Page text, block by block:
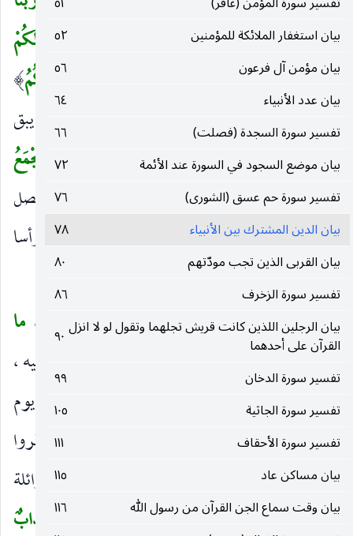
بيان استغفار الملائكة للمؤمنين
٥٢
بيان مؤمن آل فرعون
٥٦
بيان عدد الأنبياء
٦٤
تفسير سورة السجدة (فصلت)
٦٦
بيان موضع السجود في السورة عند الأئمة
٧٢
تفسير سورة حم عسق (الشورى)
٧٦
بيان الدين المشترك بين الأنبياء
٧٨
بيان القربى الذين تجب مودّتهم
٨٠
تفسير سورة الزخرف
٨٦
بيان الرجلين اللذين كانت قريش تجلهما وتقول لو لا انزل
القرآن على أحدهما
٩٠
تفسير سورة الدخان
٩٩
تفسير سورة الجاثية
١٠٥
تفسير سورة الأحقاف
١١١
بيان مساكن عاد
١١٥
بيان وقت سماع الجن القرآن من رسول الله
١١٦
وَرَبُّكُمْ)خالق الكل ومتولي أمره.
لَنا أَعْمالُنا وَلَكُمْ
أَعْمالُكُمْ)وكل مجازى بعمله. لا حُجَّةَ بَيْنَنا وَبَيْنَكُمُ)
لا حجاج بمعنى لا خصومة إذ الحق قد ظهر ولم يبق
للمحاجة مجال ولا للخلاف مبدأ سوى العناد.
(اللهُ يَجْمَعُ
بَيْنَنا)يوم القيامة.(وَإِلَيْهِ الْمَصِيرُ
مرجع الكل لفصل
القضاء ، وليس في الآية ما يدل على متاركة الكفار رأسا
حتى تكون منسوخة بآية القتال.
(وَالَّذِينَ يُحَاجُّونَ فِي اللهِ)في دينه. (مِنْ بَعْدِ ما
اسْتُجِيبَ لَهُ من بعد ما استجاب له الناس ودخلوا فيه ،
أو من بعد ما استجاب الله لرسوله فأظهر دينه بنصره يوم
بدر ، أو من بعد ما استجاب له أهل الكتاب بأن أقروا
بنبوته واستفتحوا به.
حُجَّتُهُمْ داحِضَةٌ عِنْدَ رَبِّهِمْ)
زائلة
باطلة.(وَعَلَيْهِمْ غَضَبٌ)لمعاندتهم.
وَلَهُمْ عَذابٌ